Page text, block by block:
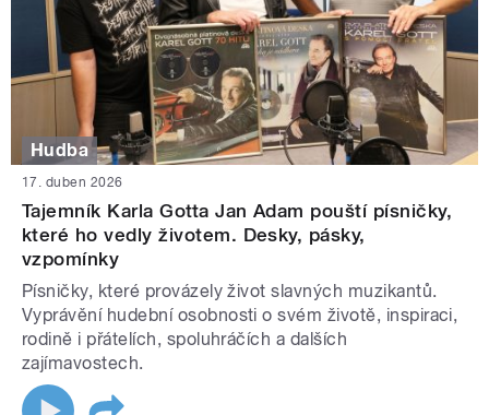
Hudba
17. duben 2026
Tajemník Karla Gotta Jan Adam pouští písničky,
které ho vedly životem. Desky, pásky,
vzpomínky
Písničky, které provázely život slavných muzikantů.
Vyprávění hudební osobnosti o svém životě, inspiraci,
rodině i přátelích, spoluhráčích a dalších
zajímavostech.